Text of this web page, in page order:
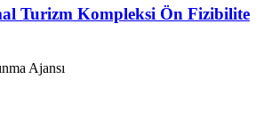
Turizm Kompleksi Ön Fizibilite
Ajansı